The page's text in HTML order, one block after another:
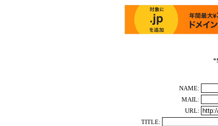
*
NAME:
MAIL:
URL:
TITLE: